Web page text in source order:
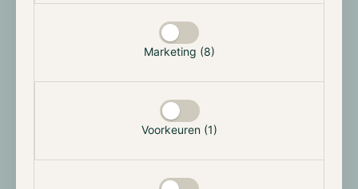
Marketing (8)
Voorkeuren (1)
Op 13 december kondigde vermogensbeheerder DWS
Group de oprichting van een nieuw bedrijf aan,
genaamd AllUnity. Het gaat hierbij om een
samenwerking met Flowtraders, een Nederlandse
market maker, en Galaxy Digital, een
investeringsmaatschappij voor cryptocurrencies. Het
gezamenlijke doel is het uitbrengen van een euro-
stablecoin. In de komende maanden zal AllUnity het
proces starten om een E-money-licentie aan te vragen